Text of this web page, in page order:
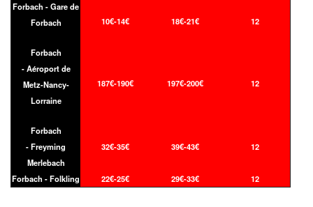
Forbach - Gare de
Forbach
10€-14€ 18€-21€ 12
Forbach
- Aéroport de
Metz-Nancy-
Lorraine
187€-190€ 197€-200€ 12
Forbach
- Freyming
Merlebach
32€-35€ 39€-43€ 12
Forbach - Folkling 22€-25€ 29€-33€ 12